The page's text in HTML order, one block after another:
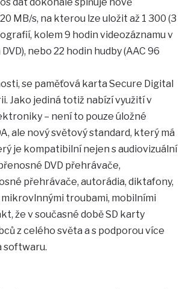
MB/s, na kterou lze uložit až 1 300 (3
kolem 9 hodin videozáznamu v
nebo 22 hodin hudby (AAC 96
se paměťová karta Secure Digital
Jako jediná totiž nabízí využití v
– není to pouze úložné
ale nový světový standard, který má
je kompatibilní nejen s audiovizuální
DVD přehrávače,
přehrávače, autorádia, diktafony,
troubami, mobilními
že v současné době SD karty
z celého světa a s podporou více
softwaru.